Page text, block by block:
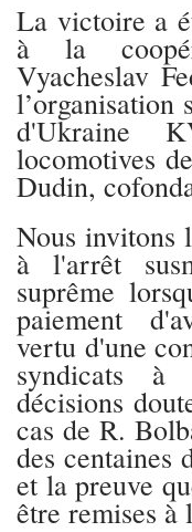
La victoire a
à la
Vyacheslav
l’organisation
d'Ukraine
locomotives
Dudin,
Nous invitons
à l'arrêt
suprême
paiement
vertu d'une
syndicats
décisions
cas de R.
des centaines
et la preuve
être remises à